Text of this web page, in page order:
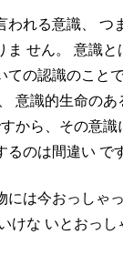
われる意識、 つ
ま せん。 意識と
ての認識のこと
意識的生命の
から、その意
るのは間違い で
は今おっしゃ
けな いとおっし